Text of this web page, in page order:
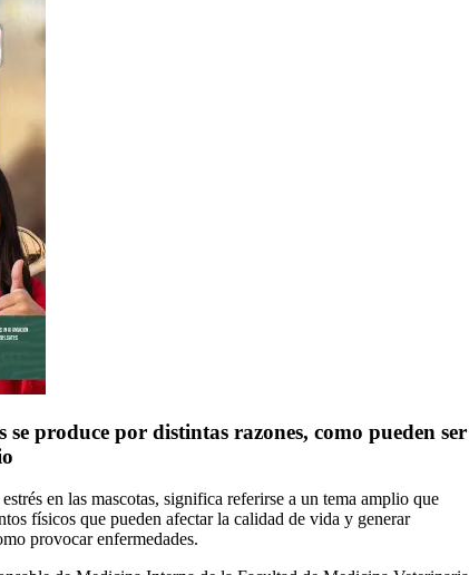
se produce por distintas razones, como pueden ser
en las mascotas, significa referirse a un tema amplio que
físicos que pueden afectar la calidad de vida y generar
provocar enfermedades.